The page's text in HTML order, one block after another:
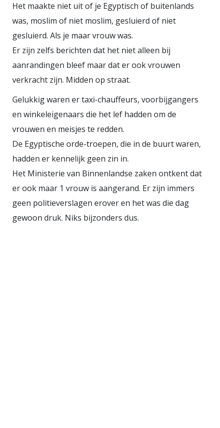
Het maakte niet uit of je Egyptisch of buitenlands
was, moslim of niet moslim, gesluierd of niet
gesluierd. Als je maar vrouw was.
Er zijn zelfs berichten dat het niet alleen bij
aanrandingen bleef maar dat er ook vrouwen
verkracht zijn. Midden op straat.
Gelukkig waren er taxi-chauffeurs, voorbijgangers
en winkeleigenaars die het lef hadden om de
vrouwen en meisjes te redden.
De Egyptische orde-troepen, die in de buurt waren,
hadden er kennelijk geen zin in.
Het Ministerie van Binnenlandse zaken ontkent dat
er ook maar 1 vrouw is aangerand. Er zijn immers
geen politieverslagen erover en het was die dag
gewoon druk. Niks bijzonders dus.